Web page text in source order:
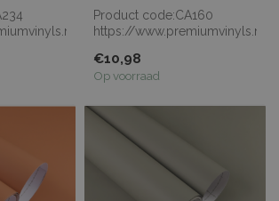
samples.html
Product code:CA160
https://www.premiumvinyls.nl/
€10,98
Op voorraad